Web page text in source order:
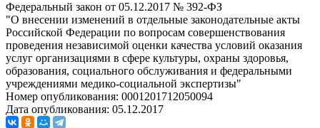
Федеральный закон от 05.12.2017 № 392-ФЗ
"О внесении изменений в отдельные законодательные акты
Российской Федерации по вопросам совершенствования
проведения независимой оценки качества условий оказания
услуг организациями в сфере культуры, охраны здоровья,
образования, социального обслуживания и федеральными
учреждениями медико-социальной экспертизы"
Номер опубликования: 0001201712050094
Дата опубликования: 05.12.2017